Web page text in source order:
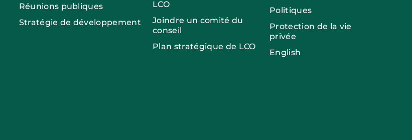
Réunions publiques
Stratégie de développement
LCO
Joindre un comité du
conseil
Plan stratégique de LCO
Politiques
Protection de la vie
privée
English